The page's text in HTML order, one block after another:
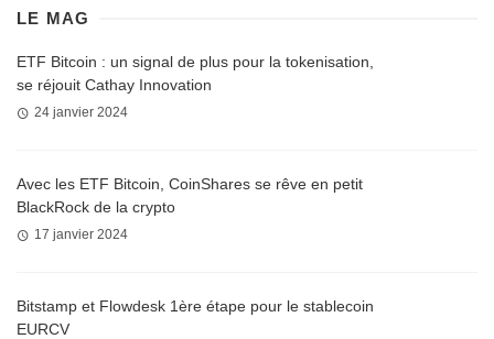
LE MAG
ETF Bitcoin : un signal de plus pour la tokenisation,
se réjouit Cathay Innovation
24 janvier 2024
Avec les ETF Bitcoin, CoinShares se rêve en petit
BlackRock de la crypto
17 janvier 2024
Bitstamp et Flowdesk 1ère étape pour le stablecoin
EURCV